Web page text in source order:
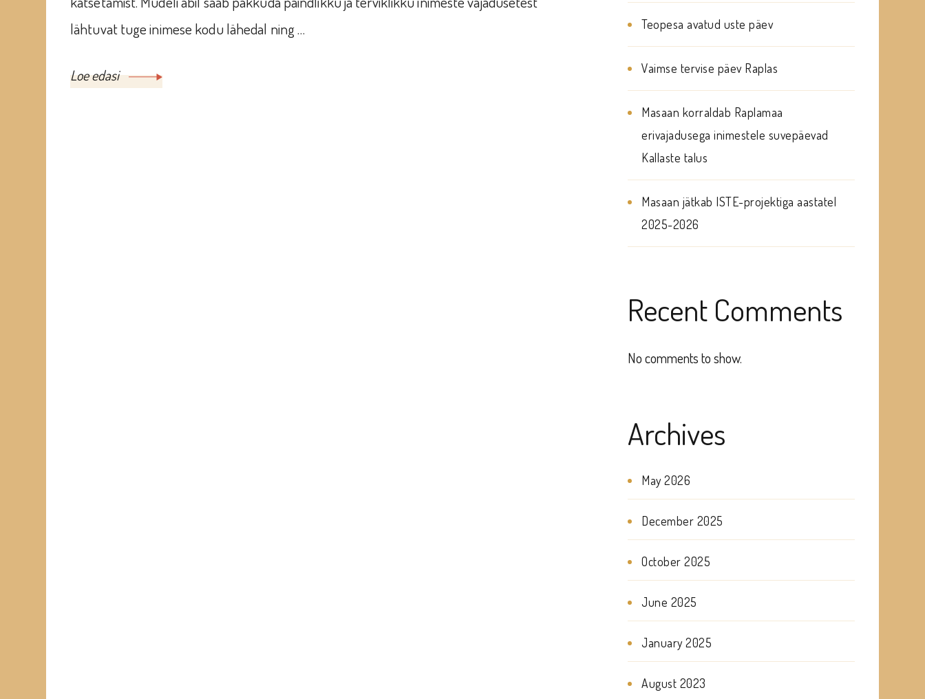
lähtuvat tuge inimese kodu lähedal ning …
Loe edasi
Teopesa avatud uste päev
Vaimse tervise päev Raplas
Masaan korraldab Raplamaa
erivajadusega inimestele suvepäevad
Kallaste talus
Masaan jätkab ISTE-projektiga aastatel
2025-2026
Recent Comments
No comments to show.
Archives
May 2026
December 2025
October 2025
June 2025
January 2025
August 2023